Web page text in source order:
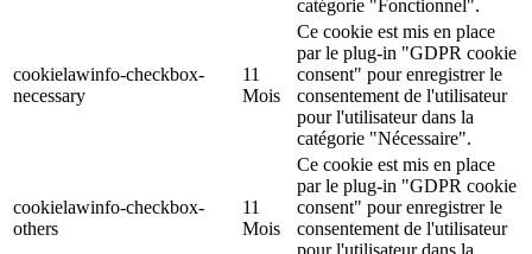
catégorie "Fonctionnel".
cookielawinfo-checkbox-
necessary
11
Mois
Ce cookie est mis en place
par le plug-in "GDPR cookie
consent" pour enregistrer le
consentement de l'utilisateur
pour l'utilisateur dans la
catégorie "Nécessaire".
cookielawinfo-checkbox-
others
11
Mois
Ce cookie est mis en place
par le plug-in "GDPR cookie
consent" pour enregistrer le
consentement de l'utilisateur